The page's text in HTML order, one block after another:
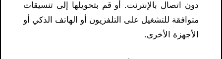
دون اتصال بالإنترنت. أو قم بتحويلها إلى تنسيقات
متوافقة للتشغيل على التلفزيون أو الهاتف الذكي أو
الأجهزة الأخرى.